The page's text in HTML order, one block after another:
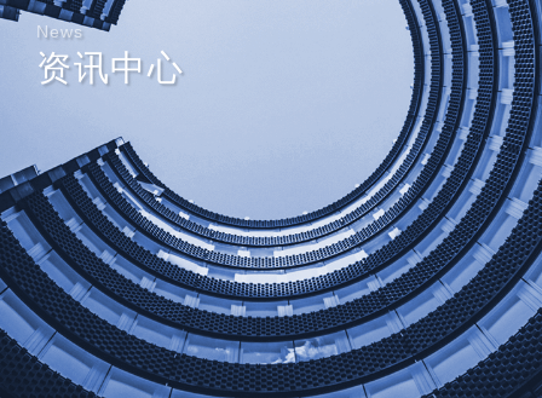
News
资讯中心